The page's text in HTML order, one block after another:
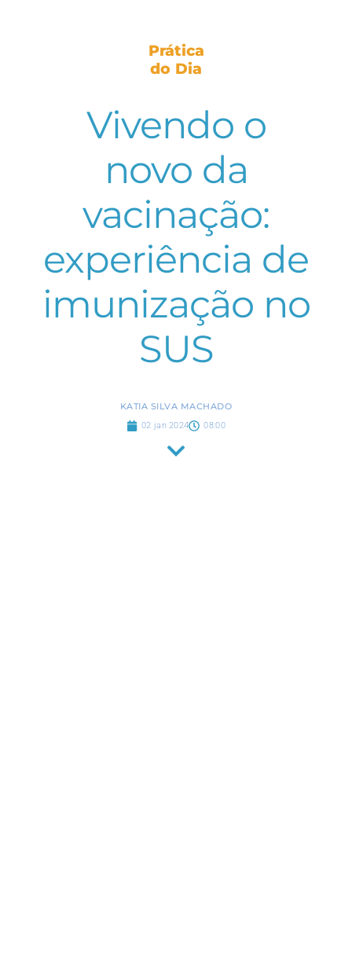
Prática
do Dia
Vivendo o
novo da
vacinação:
experiência de
imunização no
SUS
KATIA SILVA MACHADO
02 jan 2024 08:00